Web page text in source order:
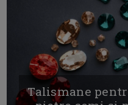
Talismane